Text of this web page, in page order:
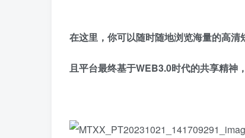
在这里，你可以随时随地浏览海量的高
且平台最终基于WEB3.0时代的共享精神